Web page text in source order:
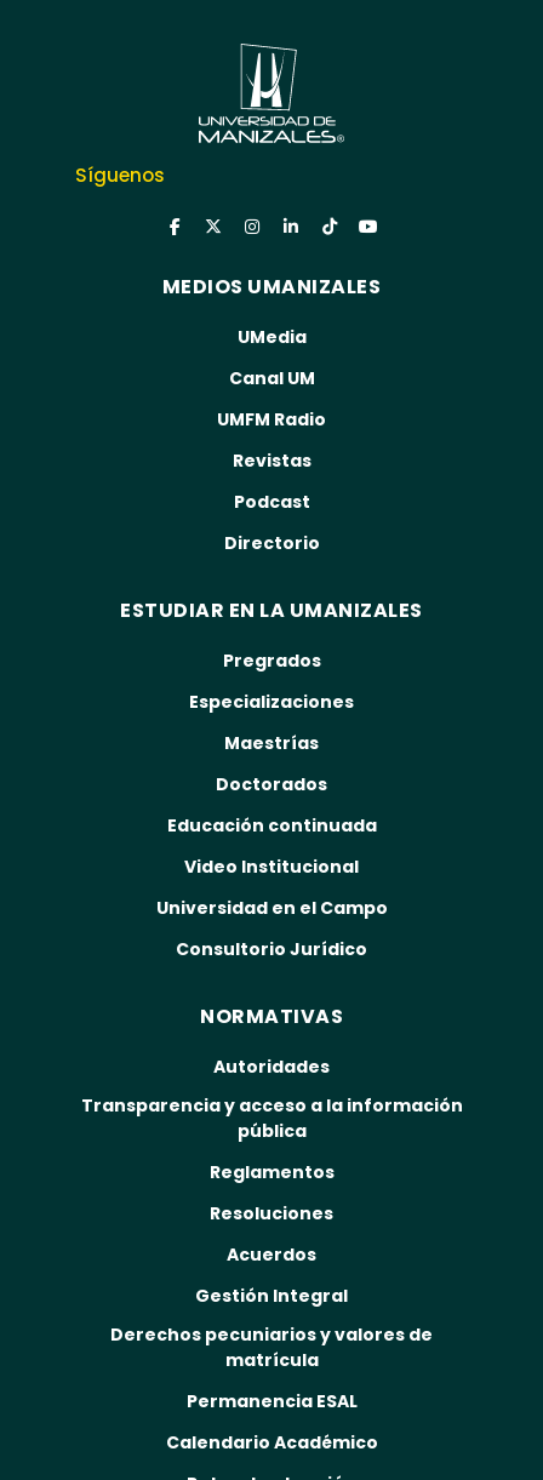
Síguenos
MEDIOS UMANIZALES
UMedia
Canal UM
UMFM Radio
Revistas
Podcast
Directorio
ESTUDIAR EN LA UMANIZALES
Pregrados
Especializaciones
Maestrías
Doctorados
Educación continuada
Video Institucional
Universidad en el Campo
Consultorio Jurídico
NORMATIVAS
Autoridades
Transparencia y acceso a la información
pública
Reglamentos
Resoluciones
Acuerdos
Gestión Integral
Derechos pecuniarios y valores de
matrícula
Permanencia ESAL
Calendario Académico